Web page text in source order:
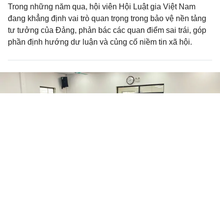
Trong những năm qua, hội viên Hội Luật gia Việt Nam
đang khẳng định vai trò quan trọng trong bảo vệ nền tảng
tư tưởng của Đảng, phản bác các quan điểm sai trái, góp
phần định hướng dư luận và củng cố niềm tin xã hội.